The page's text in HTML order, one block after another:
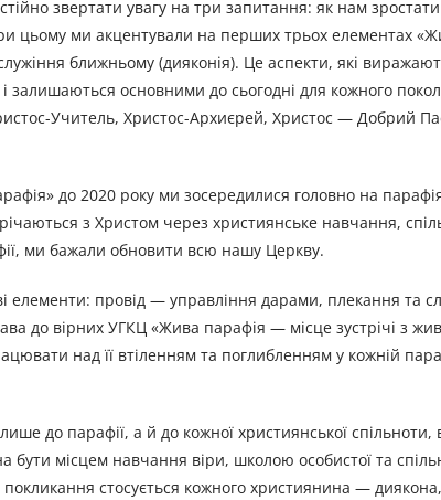
звертати увагу на три запитання: як нам зростати
цьому ми акцентували на перших трьох елементах
ближньому (дияконія). Це аспекти, які
залишаються основними до сьогодні для кожного
Учитель, Христос-Архиєрей, Христос — Добрий
до 2020 року ми зосередилися головно на
з Христом через християнське навчання,
ми бажали обновити всю нашу Церкву.
елементи: провід — управління дарами, плекання та
до вірних УГКЦ «Жива парафія — місце зустрічі з
над її втіленням та поглибленням у кожній
до парафії, а й до кожної християнської спільноти,
бути місцем навчання віри, школою особистої та
стосується кожного християнина —